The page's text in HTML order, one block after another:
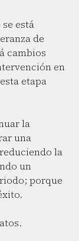
está
de
cambios
en
etapa
la
una
la
un
porque